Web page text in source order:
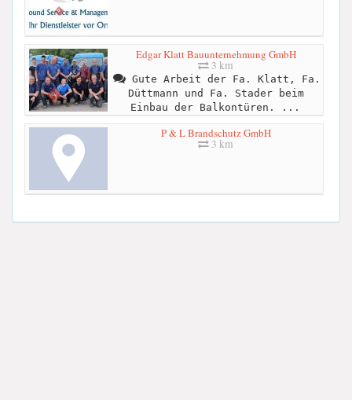
Edgar Klatt Bauunternehmung GmbH
3 km
Gute Arbeit der Fa. Klatt, Fa.
Düttmann und Fa. Stader beim
Einbau der Balkontüren. ...
P & L Brandschutz GmbH
3 km